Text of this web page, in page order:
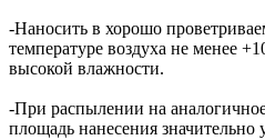
-Наносить в хорошо
температуре воздуха не менее
высокой влажности.
-При распылении на
площадь нанесения значительно